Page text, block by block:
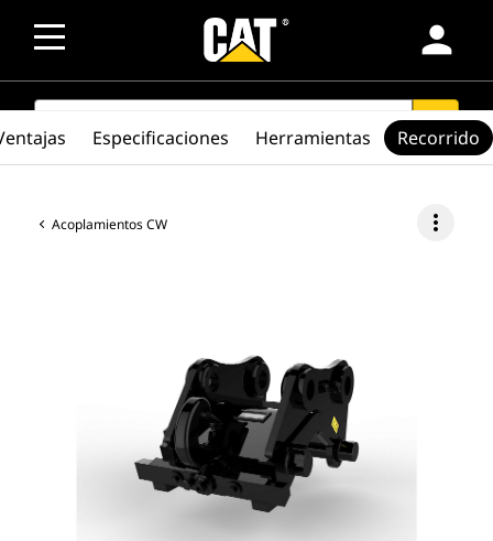
person
SEARCH search
Acoplamientos CW more_vert
Especificaciones Herramientas Recorrido